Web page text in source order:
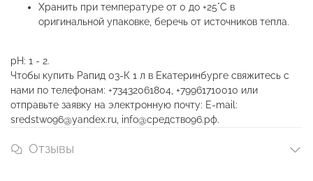
Хранить при температуре от 0 до +25°С в
оригинальной упаковке, беречь от источников тепла.
рН: 1 - 2.
Чтобы купить Рапид 03-К 1 л в Екатеринбурге свяжитесь с
нами по телефонам: +73432061804, +79961710010 или
отправьте заявку на электронную почту: E-mail:
sredstwo96@yandex.ru, info@средство96.рф.
Отзывы